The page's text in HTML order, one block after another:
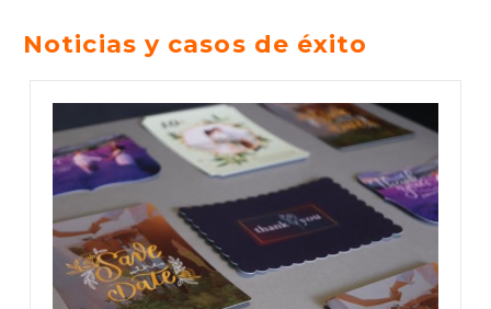
Noticias y casos de éxito